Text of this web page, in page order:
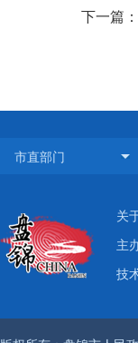
下一篇
关
主
技